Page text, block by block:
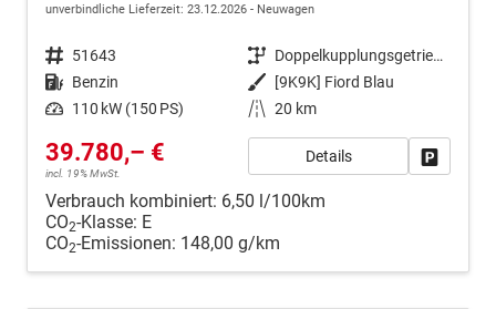
unverbindliche Lieferzeit: 23.12.2026 Neuwagen
Fahrzeugnr. 51643 Getriebe
Doppelkupplungsgetriebe (DSG)
Kraftstoff Benzin Außenfarbe
[9K9K] Fiord Blau
Leistung 110 kW (150 PS) Kilometerstand 20 km
39.780,– €
incl. 19% MwSt.
Details
Verbrauch kombiniert: 6,50 l/100km
CO2-Klasse: E
CO2-Emissionen: 148,00 g/km